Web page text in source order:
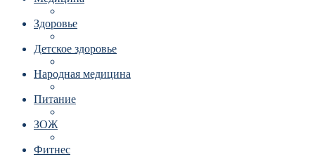
Здоровье
Детское здоровье
Народная медицина
Питание
ЗОЖ
Фитнес